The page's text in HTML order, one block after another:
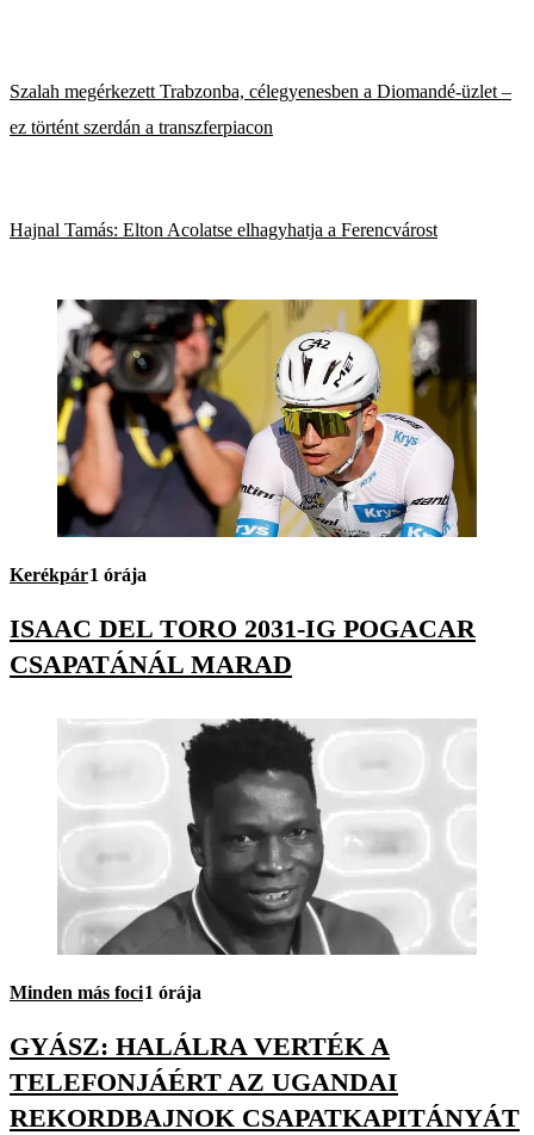
Szalah megérkezett Trabzonba, célegyenesben a Diomandé-üzlet –
ez történt szerdán a transzferpiacon
Hajnal Tamás: Elton Acolatse elhagyhatja a Ferencvárost
Kerékpár1 órája
ISAAC DEL TORO 2031-IG POGACAR
CSAPATÁNÁL MARAD
Minden más foci1 órája
GYÁSZ: HALÁLRA VERTÉK A
TELEFONJÁÉRT AZ UGANDAI
REKORDBAJNOK CSAPATKAPITÁNYÁT